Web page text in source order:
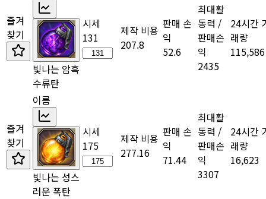
즐겨
찾기
빛나는 암흑
수류탄
시세
131
제작 비용
207.8
판매 손
익
52.6
최대활
동력 /
판매손
익
2435
24시간
래량
115,586
즐겨
찾기
이름
빛나는 성스
러운 폭탄
시세
175
제작 비용
277.16
판매 손
익
71.44
최대활
동력 /
판매손
익
3307
24시간
래량
16,623